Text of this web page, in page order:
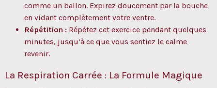
comme un ballon. Expirez doucement par la bouche
en vidant complètement votre ventre.
Répétition : Répétez cet exercice pendant quelques
minutes, jusqu’à ce que vous sentiez le calme
revenir.
La Respiration Carrée : La Formule Magique